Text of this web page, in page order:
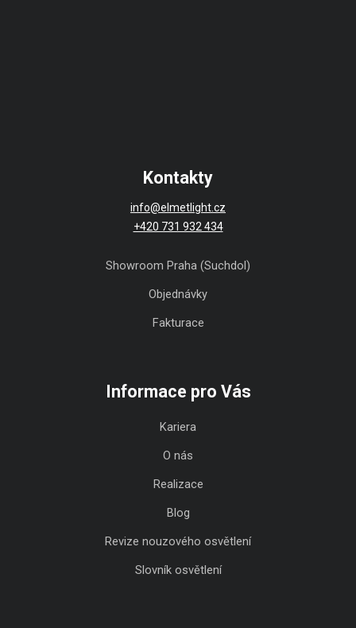
Kontakty
info@elmetlight.cz
+420 731 932 434
Showroom Praha (Suchdol)
Objednávky
Fakturace
Informace pro Vás
Kariera
O nás
Realizace
Blog
Revize nouzového osvětlení
Slovník osvětlení